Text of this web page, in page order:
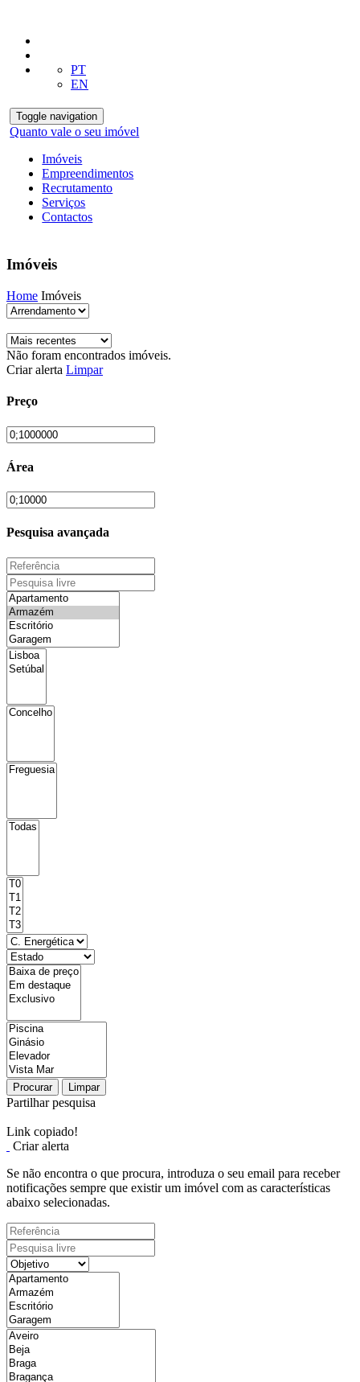
PT
EN
Toggle navigation
Quanto vale o seu imóvel
Imóveis
Empreendimentos
Recrutamento
Serviços
Contactos
Imóveis
Home Imóveis
Não foram encontrados imóveis.
Criar alerta Limpar
Preço
Área
Pesquisa avançada
Procurar Limpar
Partilhar pesquisa
Link copiado!
Criar alerta
Se não encontra o que procura, introduza o seu email para receber
notificações sempre que existir um imóvel com as características
abaixo selecionadas.